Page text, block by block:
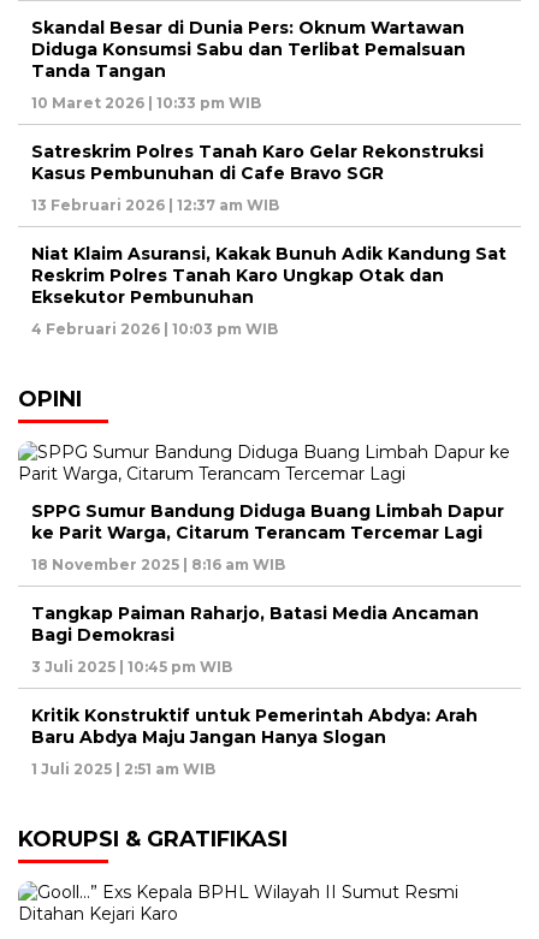
Skandal Besar di Dunia Pers: Oknum Wartawan
Diduga Konsumsi Sabu dan Terlibat Pemalsuan
Tanda Tangan
10 Maret 2026 | 10:33 pm WIB
Satreskrim Polres Tanah Karo Gelar Rekonstruksi
Kasus Pembunuhan di Cafe Bravo SGR
13 Februari 2026 | 12:37 am WIB
Niat Klaim Asuransi, Kakak Bunuh Adik Kandung Sat
Reskrim Polres Tanah Karo Ungkap Otak dan
Eksekutor Pembunuhan
4 Februari 2026 | 10:03 pm WIB
OPINI
SPPG Sumur Bandung Diduga Buang Limbah Dapur
ke Parit Warga, Citarum Terancam Tercemar Lagi
18 November 2025 | 8:16 am WIB
Tangkap Paiman Raharjo, Batasi Media Ancaman
Bagi Demokrasi
3 Juli 2025 | 10:45 pm WIB
Kritik Konstruktif untuk Pemerintah Abdya: Arah
Baru Abdya Maju Jangan Hanya Slogan
1 Juli 2025 | 2:51 am WIB
KORUPSI & GRATIFIKASI